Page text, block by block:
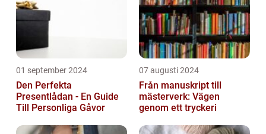
01 september 2024
Den Perfekta
Presentlådan - En Guide
Till Personliga Gåvor
07 augusti 2024
Från manuskript till
mästerverk: Vägen
genom ett tryckeri